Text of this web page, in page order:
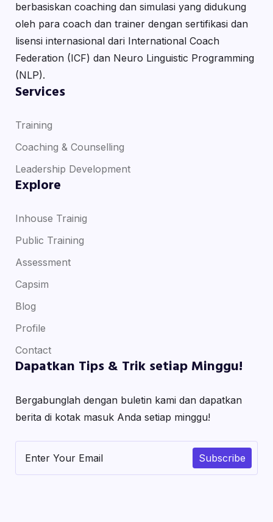
berbasiskan coaching dan simulasi yang didukung
oleh para coach dan trainer dengan sertifikasi dan
lisensi internasional dari International Coach
Federation (ICF) dan Neuro Linguistic Programming
(NLP).
Services
Training
Coaching & Counselling
Leadership Development
Explore
Inhouse Trainig
Public Training
Assessment
Capsim
Blog
Profile
Contact
Dapatkan Tips & Trik setiap Minggu!
Bergabunglah dengan buletin kami dan dapatkan
berita di kotak masuk Anda setiap minggu!
Subscribe